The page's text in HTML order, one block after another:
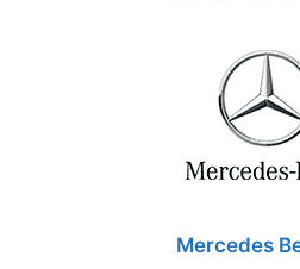
Mercedes